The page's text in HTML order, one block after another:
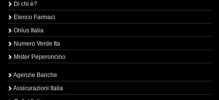
Di chi è?
Elenco Farmaci
Onlus Italia
Numero Verde Ita
Mister Peperoncino
Agenzie Banche
Assicurazioni Italia